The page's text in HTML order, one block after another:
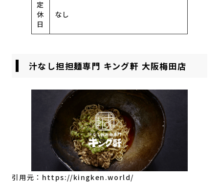
定
休
日
なし
汁なし担担麺専門 キング軒 大阪梅田店
引用元： https://kingken.world/